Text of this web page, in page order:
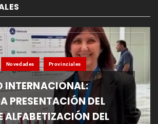
Novedades Provinciales
INTERNACIONAL:
PRESENTACIÓN DEL
ALFABETIZACIÓN DEL